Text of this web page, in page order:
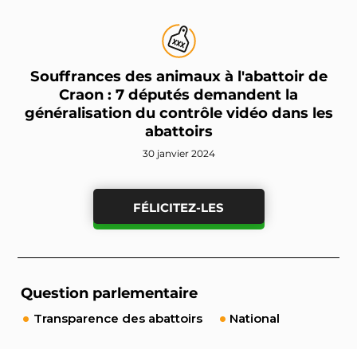
Souffrances des animaux à l'abattoir de
Craon : 7 députés demandent la
généralisation du contrôle vidéo dans les
abattoirs
30 janvier 2024
FÉLICITEZ-LES
Question parlementaire
Transparence des abattoirs National